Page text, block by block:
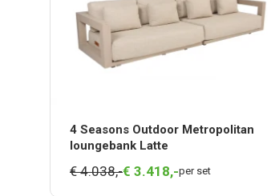
4 Seasons Outdoor Metropolitan
loungebank Latte
€ 4.038,-€ 3.418,-per set